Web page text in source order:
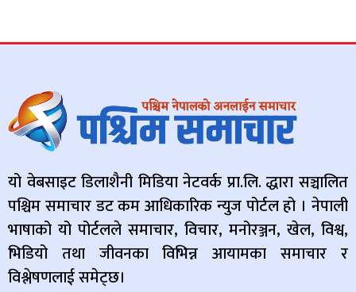
यो वेबसाइट डिलाशैनी मिडिया नेटवर्क प्रा.लि. द्धारा सञ्चालित
पश्चिम समाचार डट कम आधिकारिक न्युज पोर्टल हो । नेपाली
भाषाको यो पोर्टलले समाचार, विचार, मनोरञ्जन, खेल, विश्व,
भिडियो तथा जीवनका विभिन्न आयामका समाचार र
विश्लेषणलाई समेट्छ।